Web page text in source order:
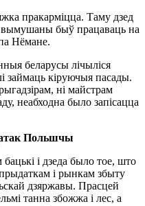
пракарміцца. Таму дзед
вымушаны быў працаваць на
Нёмане.
беларусы лічыліся
займаць кіруючыя пасады.
ні майстрам
неабходна было запісацца
Польшчы
і дзеда было тое, што
і рынкам збыту
дзяржавы. Прасцей
танна збожжа і лес, а